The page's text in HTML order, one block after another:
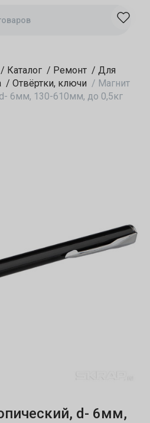
/ Каталог / Ремонт / Для
/ Отвёртки, ключи / Магнит
6мм, 130-610мм, до 0,5кг
d- 6мм,